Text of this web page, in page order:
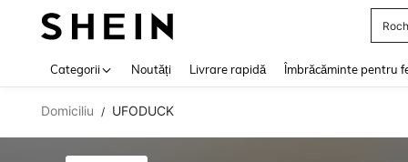
Categorii Noutăți Livrare rapidă Îmbrăcăminte pentru
Domiciliu / UFODUCK